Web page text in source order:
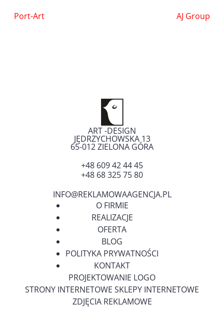
Nawigacja
Port-Art AJ Group
ART -DESIGN
JĘDRZYCHOWSKA 13
65-012ZIELONA GÓRA
+48 609 42 44 45
+48 68 325 75 80
INFO@REKLAMOWAAGENCJA.PL
O FIRMIE
REALIZACJE
OFERTA
BLOG
POLITYKA PRYWATNOŚCI
KONTAKT
PROJEKTOWANIE LOGO
STRONY INTERNETOWE SKLEPY INTERNETOWE
ZDJĘCIA REKLAMOWE